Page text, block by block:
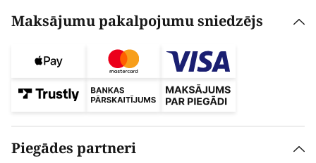
Maksājumu pakalpojumu sniedzējs
Piegādes partneri